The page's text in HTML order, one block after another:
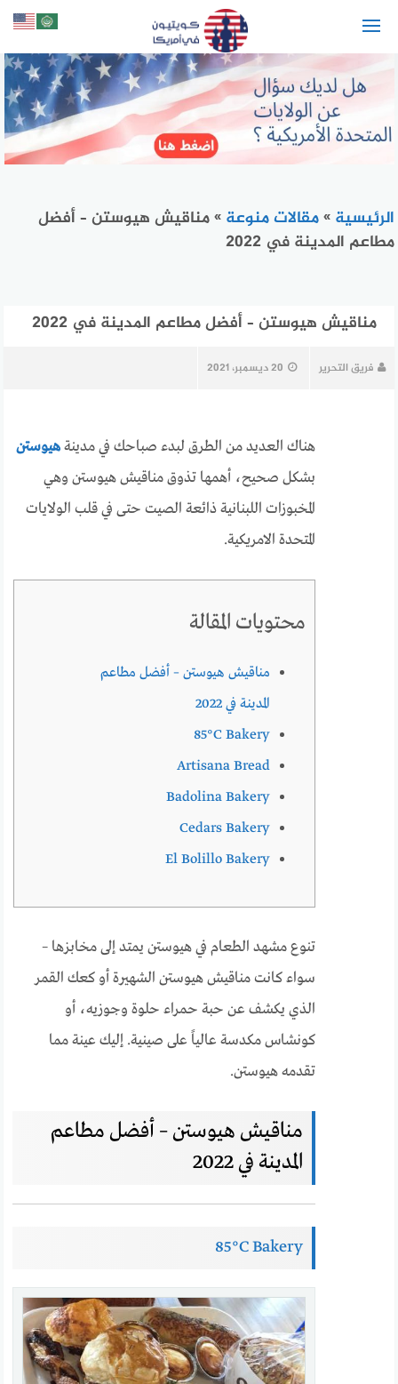
الرئيسية »مقالات منوعة »مناقيش هيوستن – أفضل
مطاعم المدينة في 2022
مناقيش هيوستن – أفضل مطاعم المدينة في 2022
فريق التحرير 20 ديسمبر، 2021
هناك العديد من الطرق لبدء صباحك في مدينةهيوستن
بشكل صحيح، أهمها تذوق مناقيش هيوستن وهي
المخبوزات اللبنانية ذائعة الصيت حتى في قلب الولايات
المتحدة الامريكية.
محتويات المقالة
مناقيش هيوستن – أفضل مطاعم
المدينة في 2022
85°C Bakery
Artisana Bread
Badolina Bakery
Cedars Bakery
El Bolillo Bakery
تنوع مشهد الطعام في هيوستن يمتد إلى مخابزها –
سواء كانت مناقيش هيوستن الشهيرة أو كعك القمر
الذي يكشف عن حبة حمراء حلوة وجوزيه، أو
كونشاس مكدسة عالياً على صينية. إليك عينة مما
تقدمه هيوستن.
مناقيش هيوستن – أفضل مطاعم
المدينة في 2022
85°C Bakery